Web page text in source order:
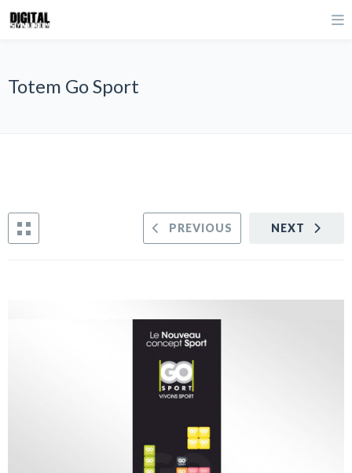
Totem Go Sport
NEXT
PREVIOUS